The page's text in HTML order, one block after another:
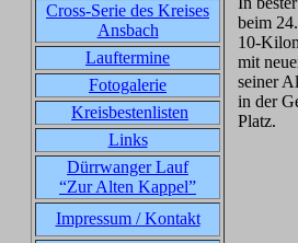
Cross-Serie des Kreises
Ansbach
Lauftermine
Fotogalerie
Kreisbestenlisten
Links
Dürrwanger Lauf
“Zur Alten Kappel”
Impressum / Kontakt
beim
10-
mit
seiner
in der
Platz.